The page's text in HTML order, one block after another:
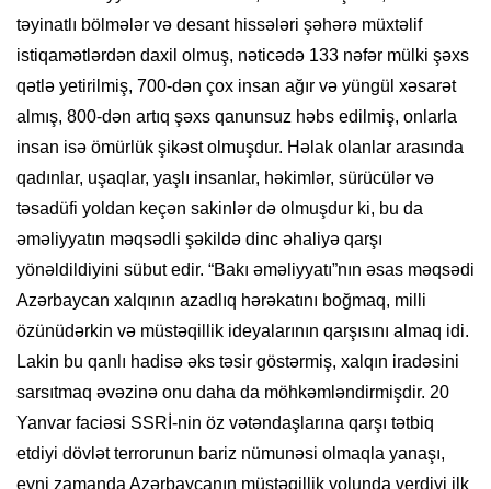
təyinatlı bölmələr və desant hissələri şəhərə müxtəlif
istiqamətlərdən daxil olmuş, nəticədə 133 nəfər mülki şəxs
qətlə yetirilmiş, 700-dən çox insan ağır və yüngül xəsarət
almış, 800-dən artıq şəxs qanunsuz həbs edilmiş, onlarla
insan isə ömürlük şikəst olmuşdur. Həlak olanlar arasında
qadınlar, uşaqlar, yaşlı insanlar, həkimlər, sürücülər və
təsadüfi yoldan keçən sakinlər də olmuşdur ki, bu da
əməliyyatın məqsədli şəkildə dinc əhaliyə qarşı
yönəldildiyini sübut edir. “Bakı əməliyyatı”nın əsas məqsədi
Azərbaycan xalqının azadlıq hərəkatını boğmaq, milli
özünüdərkin və müstəqillik ideyalarının qarşısını almaq idi.
Lakin bu qanlı hadisə əks təsir göstərmiş, xalqın iradəsini
sarsıtmaq əvəzinə onu daha da möhkəmləndirmişdir. 20
Yanvar faciəsi SSRİ-nin öz vətəndaşlarına qarşı tətbiq
etdiyi dövlət terrorunun bariz nümunəsi olmaqla yanaşı,
eyni zamanda Azərbaycanın müstəqillik yolunda verdiyi ilk